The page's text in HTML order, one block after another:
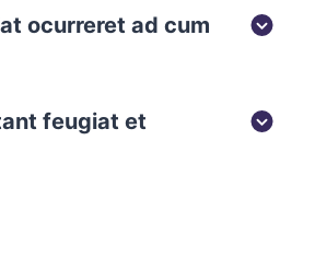
ocurreret ad cum
feugiat et